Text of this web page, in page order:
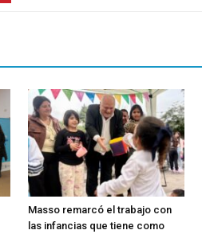
Masso remarcó el trabajo con
las infancias que tiene como